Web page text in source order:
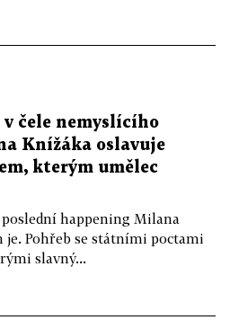
čele nemyslícího
Knížáka oslavuje
kterým umělec
happening Milana
je. Pohřeb se státními poctami
slavný...